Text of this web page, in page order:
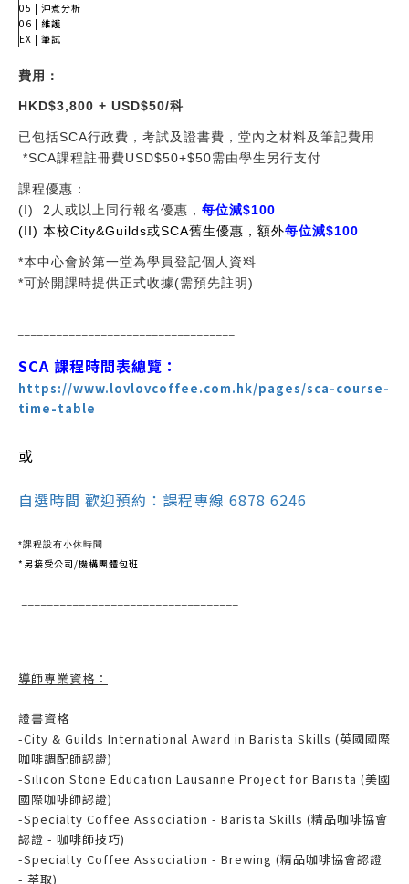
05 | 沖煮分析
06 | 維護
EX | 筆試
費用：
HKD$3,800 + USD$50/科
已包括SCA行政費，考試及證書費，堂內之材料及筆記費用
*SCA課程註冊費USD$50+$50需由學生另行支付
課程優惠：
(I) 2 人或以上同行報名優惠， 每位減$100
(II) 本校City&Guilds或SCA舊生優惠，額外每位減$100
*本中心會於第一堂為學員登記個人資料
*可於開課時提供正式收據(需預先註明)
SCA 課程時間表總覽：
https://www.lovlovcoffee.com.hk/pages/sca-course-
time-table
或
自選時間 歡迎預約：課程專線 6878 6246
*課程設有小休時間
*另接受公司/機構團體包班
導師專業資格：
證書資格
-City & Guilds International Award in Barista Skills (英國國際
咖啡調配師認證)
-Silicon Stone Education Lausanne Project for Barista (美國
國際咖啡師認證)
-Specialty Coffee Association - Barista Skills (精品咖啡協會
認證 - 咖啡師技巧)
-Specialty Coffee Association - Brewing (精品咖啡協會認證
- 萃取)